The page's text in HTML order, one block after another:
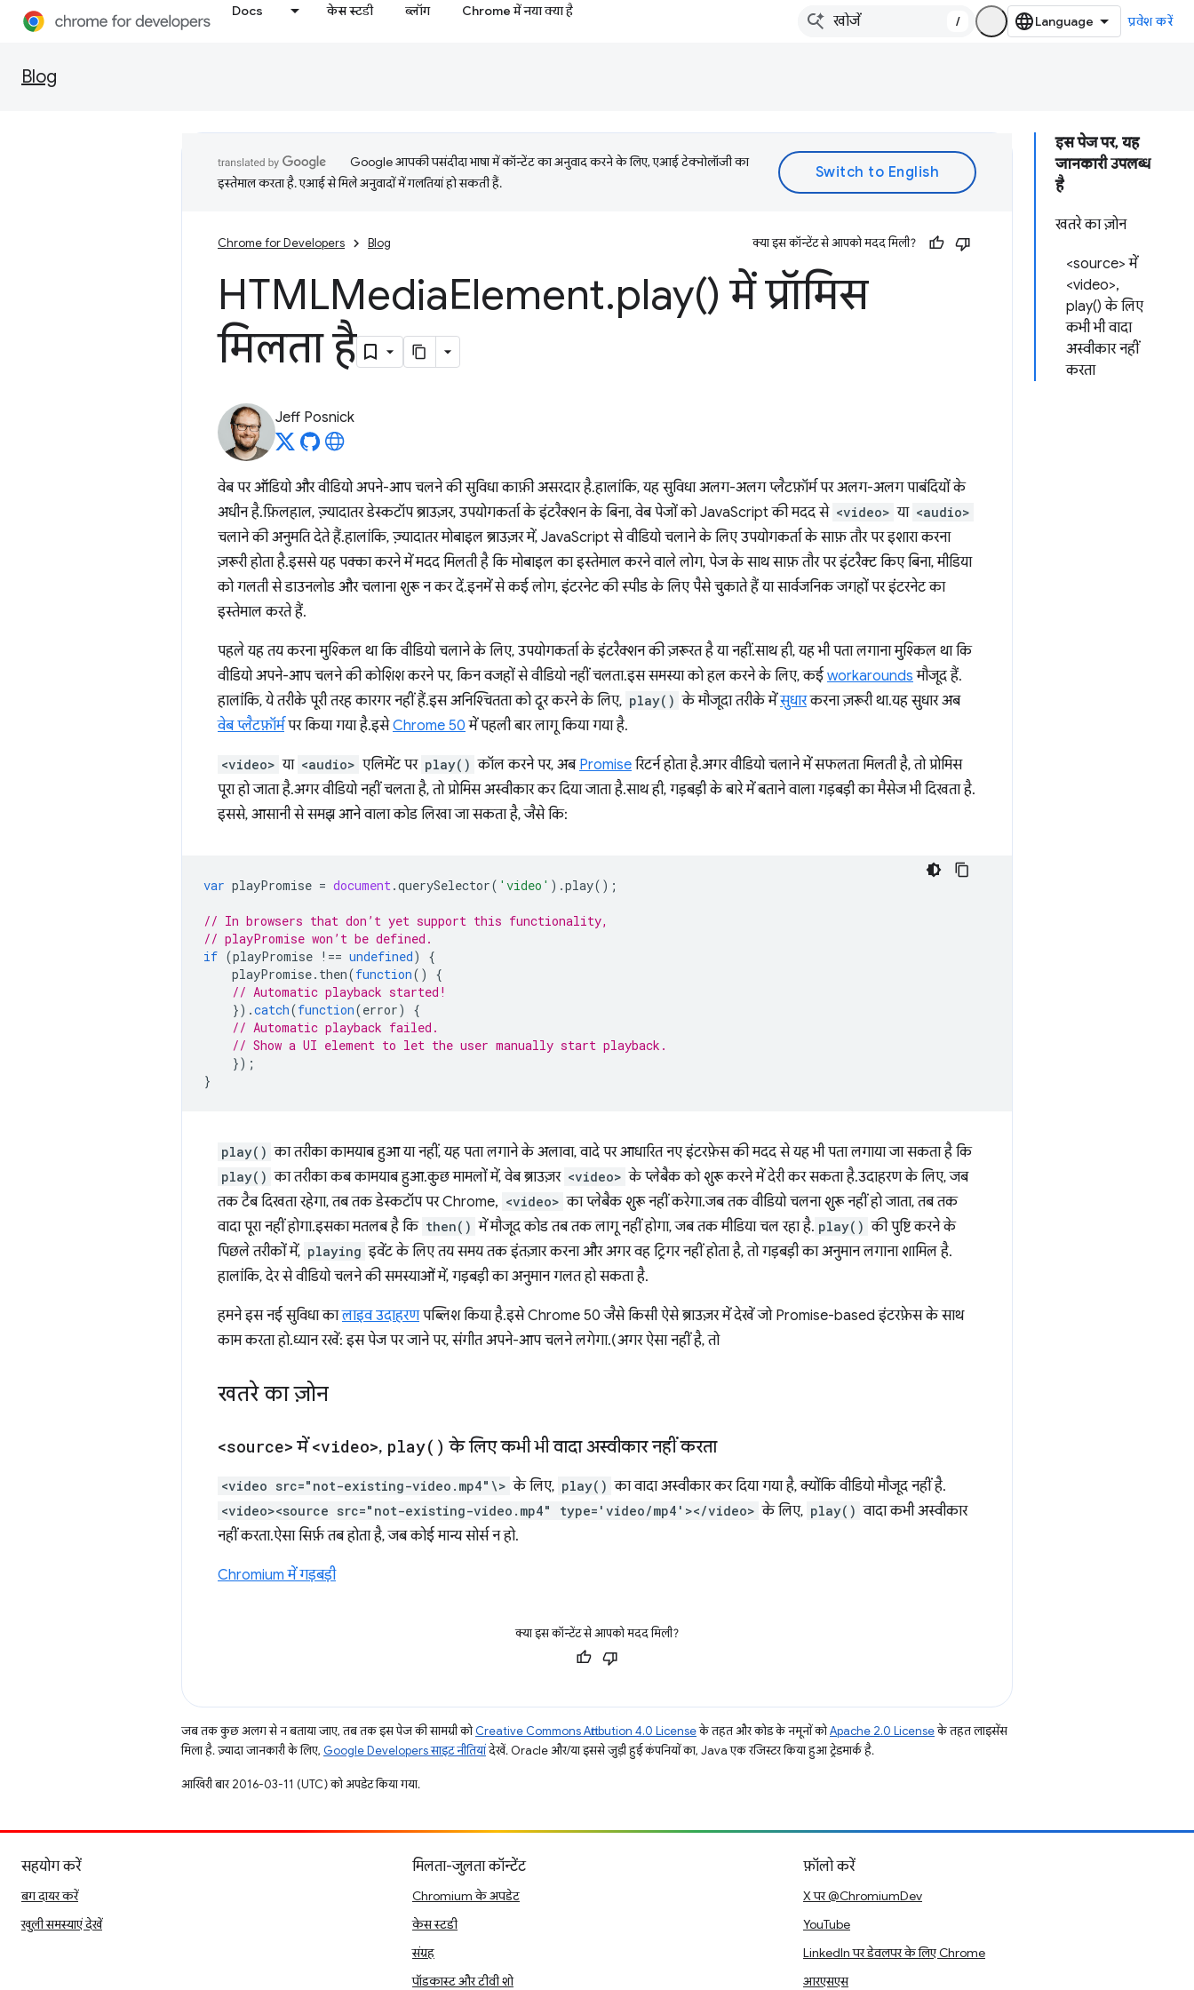
Docs केस स्टडी ब्लॉग Chrome में नया क्या है
/ प्रवेश करें
Blog
इस पेज पर, यह
जानकारी उपलब्ध
है
खतरे का ज़ोन
<source> में
<video>,
play() के लिए
कभी भी वादा
अस्वीकार नहीं
करता
Google आपकी पसंदीदा भाषा में कॉन्टेंट का अनुवाद करने के लिए, एआई टेक्नोलॉजी का
इस्तेमाल करता है. एआई से मिले अनुवादों में गलतियां हो सकती हैं.
Chrome for Developers Blog क्या इस कॉन्टेंट से आपको मदद मिली?
HTMLMediaElement.play() में प्रॉमिस
मिलता है
Jeff Posnick
वेब पर ऑडियो और वीडियो अपने-आप चलने की सुविधा काफ़ी असरदार है. हालांकि, यह सुविधा अलग-अलग प्लैटफ़ॉर्म पर अलग-अलग पाबंदियों के
अधीन है. फ़िलहाल, ज़्यादातर डेस्कटॉप ब्राउज़र, उपयोगकर्ता के इंटरैक्शन के बिना, वेब पेजों को JavaScript की मदद से <video> या <audio>
चलाने की अनुमति देते हैं. हालांकि, ज़्यादातर मोबाइल ब्राउज़र में, JavaScript से वीडियो चलाने के लिए उपयोगकर्ता के साफ़ तौर पर इशारा करना
ज़रूरी होता है. इससे यह पक्का करने में मदद मिलती है कि मोबाइल का इस्तेमाल करने वाले लोग, पेज के साथ साफ़ तौर पर इंटरैक्ट किए बिना, मीडिया
को गलती से डाउनलोड और चलाना शुरू न कर दें. इनमें से कई लोग, इंटरनेट की स्पीड के लिए पैसे चुकाते हैं या सार्वजनिक जगहों पर इंटरनेट का
इस्तेमाल करते हैं.
पहले यह तय करना मुश्किल था कि वीडियो चलाने के लिए, उपयोगकर्ता के इंटरैक्शन की ज़रूरत है या नहीं. साथ ही, यह भी पता लगाना मुश्किल था कि
वीडियो अपने-आप चलने की कोशिश करने पर, किन वजहों से वीडियो नहीं चलता. इस समस्या को हल करने के लिए, कई workarounds मौजूद हैं.
हालांकि, ये तरीके पूरी तरह कारगर नहीं हैं. इस अनिश्चितता को दूर करने के लिए, play() के मौजूदा तरीके मेंसुधारकरना ज़रूरी था. यह सुधार अब
वेब प्लैटफ़ॉर्मपर किया गया है. इसेChrome 50 में पहली बार लागू किया गया है.
<video> या <audio> एलिमेंट पर play() कॉल करने पर, अब Promise रिटर्न होता है. अगर वीडियो चलाने में सफलता मिलती है, तो प्रोमिस
पूरा हो जाता है. अगर वीडियो नहीं चलता है, तो प्रोमिस अस्वीकार कर दिया जाता है. साथ ही, गड़बड़ी के बारे में बताने वाला गड़बड़ी का मैसेज भी दिखता है.
इससे, आसानी से समझ आने वाला कोड लिखा जा सकता है, जैसे कि:
var playPromise = document.querySelector( 'video' ).play();
// In browsers that don’t yet support this functionality,
// playPromise won’t be defined.
if (playPromise !== undefined)
{
playPromise. then(function()
{
// Automatic playback started!
}).catch(function(error)
{
// Automatic playback failed.
// Show a UI element to let the user manually start playback.
});
}
play() का तरीका कामयाब हुआ या नहीं, यह पता लगाने के अलावा, वादे पर आधारित नए इंटरफ़ेस की मदद से यह भी पता लगाया जा सकता है कि
play() का तरीका कब कामयाब हुआ. कुछ मामलों में, वेब ब्राउज़र <video> के प्लेबैक को शुरू करने में देरी कर सकता है. उदाहरण के लिए, जब
तक टैब दिखता रहेगा, तब तक डेस्कटॉप पर Chrome, <video> का प्लेबैक शुरू नहीं करेगा. जब तक वीडियो चलना शुरू नहीं हो जाता, तब तक
वादा पूरा नहीं होगा. इसका मतलब है कि then() में मौजूद कोड तब तक लागू नहीं होगा, जब तक मीडिया चल रहा है. play() की पुष्टि करने के
पिछले तरीकों में, playing इवेंट के लिए तय समय तक इंतज़ार करना और अगर वह ट्रिगर नहीं होता है, तो गड़बड़ी का अनुमान लगाना शामिल है.
हालांकि, देर से वीडियो चलने की समस्याओं में, गड़बड़ी का अनुमान गलत हो सकता है.
हमने इस नई सुविधा कालाइव उदाहरणपब्लिश किया है. इसे Chrome 50 जैसे किसी ऐसे ब्राउज़र में देखें जो Promise-based इंटरफ़ेस के साथ
काम करता हो. ध्यान रखें: इस पेज पर जाने पर, संगीत अपने-आप चलने लगेगा. (अगर ऐसा नहीं है, तो
खतरे का ज़ोन
<source> में<video>, play( ) के लिए कभी भी वादा अस्वीकार नहीं करता
<video src="not-existing-video.mp4"\> के लिए, play() का वादा अस्वीकार कर दिया गया है, क्योंकि वीडियो मौजूद नहीं है.
<video><source src="not-existing-video.mp4" type='video/mp4'></video> के लिए, play() वादा कभी अस्वीकार
नहीं करता. ऐसा सिर्फ़ तब होता है, जब कोई मान्य सोर्स न हो.
Chromium में गड़बड़ी
क्या इस कॉन्टेंट से आपको मदद मिली?
जब तक कुछ अलग से न बताया जाए, तब तक इस पेज की सामग्री कोCreative Commons Attribution 4.0 Licenseके तहत और कोड के नमूनों कोApache 2.0 Licenseके तहत लाइसेंस
मिला है. ज़्यादा जानकारी के लिए, Google Developers साइट नीतियांदेखें. Oracle और/या इससे जुड़ी हुई कंपनियों का, Java एक रजिस्टर किया हुआ ट्रेडमार्क है.
आखिरी बार 2016-03-11 (UTC) को अपडेट किया गया.
सहयोग करें
बग दायर करें
खुली समस्याएं देखें
मिलता-जुलता कॉन्टेंट
Chromium के अपडेट
केस स्टडी
संग्रह
पॉडकास्ट और टीवी शो
फ़ॉलो करें
X पर @ChromiumDev
YouTube
LinkedIn पर डेवलपर के लिए Chrome
आरएसएस